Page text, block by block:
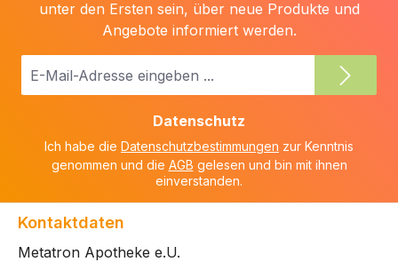
unter den Ersten sein, über neue Produkte und
Angebote informiert werden.
E-
Datenschutz
Ich habe die Datenschutzbestimmungen zur Kenntnis
genommen und die AGB gelesen und bin mit ihnen
einverstanden.
Kontaktdaten
Metatron Apotheke e.U.